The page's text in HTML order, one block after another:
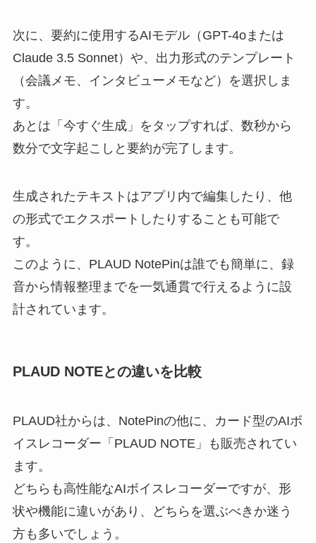
次に、要約に使用するAIモデル（GPT-4oまたは
Claude 3.5 Sonnet）や、出力形式のテンプレート
（会議メモ、インタビューメモなど）を選択しま
す。
あとは「今すぐ生成」をタップすれば、数秒から
数分で文字起こしと要約が完了します。
生成されたテキストはアプリ内で編集したり、他
の形式でエクスポートしたりすることも可能で
す。
このように、PLAUD NotePinは誰でも簡単に、録
音から情報整理までを一気通貫で行えるように設
計されています。
PLAUD NOTEとの違いを比較
PLAUD社からは、NotePinの他に、カード型のAIボ
イスレコーダー「PLAUD NOTE」も販売されてい
ます。
どちらも高性能なAIボイスレコーダーですが、形
状や機能に違いがあり、どちらを選ぶべきか迷う
方も多いでしょう。